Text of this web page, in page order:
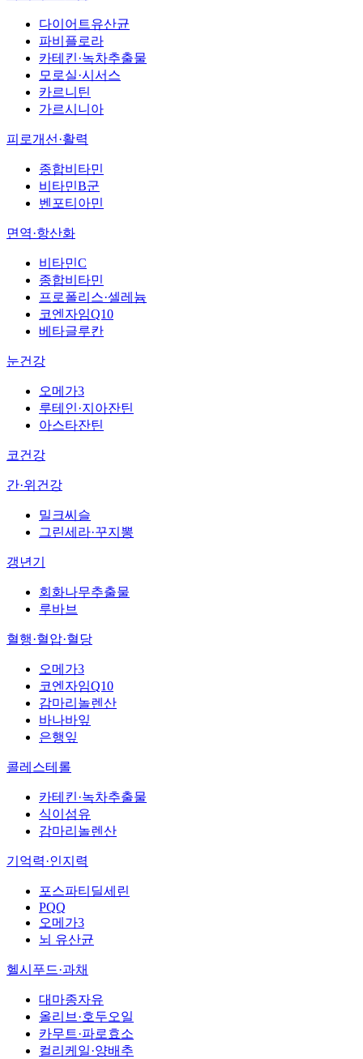
다이어트유산균
파비플로라
카테킨·녹차추출물
모로실·시서스
카르니틴
가르시니아
피로개선·활력
종합비타민
비타민B군
벤포티아민
면역·항산화
비타민C
종합비타민
프로폴리스·셀레늄
코엔자임Q10
베타글루칸
눈건강
오메가3
루테인·지아잔틴
아스타잔틴
코건강
간·위건강
밀크씨슬
그린세라·꾸지뽕
갱년기
회화나무추출물
루바브
혈행·혈압·혈당
오메가3
코엔자임Q10
감마리놀렌산
바나바잎
은행잎
콜레스테롤
카테킨·녹차추출물
식이섬유
감마리놀렌산
기억력·인지력
포스파티딜세린
PQQ
오메가3
뇌 유산균
헬시푸드·과채
대마종자유
올리브·호두오일
카무트·파로효소
컬리케일·양배추